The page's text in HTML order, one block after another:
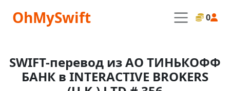
OhMySwift 0
SWIFT-перевод из АО ТИНЬКОФФ
БАНК в INTERACTIVE BROKERS